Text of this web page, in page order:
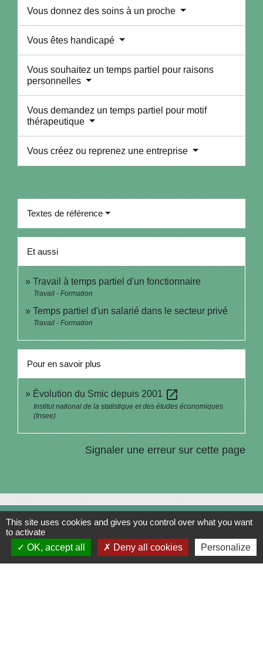
Vous donnez des soins à un proche
Vous êtes handicapé
Vous souhaitez un temps partiel pour raisons
personnelles
Vous demandez un temps partiel pour motif
thérapeutique
Vous créez ou reprenez une entreprise
Textes de référence
Et aussi
Travail à temps partiel d'un fonctionnaire
Travail - Formation
Temps partiel d'un salarié dans le secteur privé
Travail - Formation
Pour en savoir plus
Évolution du Smic depuis 2001 open_in_new
Institut national de la statistique et des études économiques
(Insee)
Signaler une erreur sur cette page
Contacts
Commune de Saint-Julien-sur-Bibost
This site uses cookies and gives you control over what you want
to activate
OK, accept all
Deny all cookies Personalize